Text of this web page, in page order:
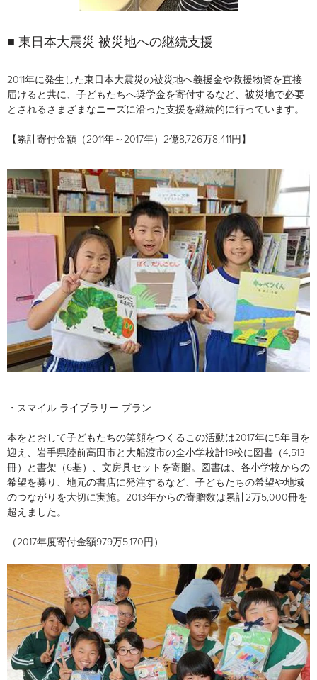
■ 東日本大震災 被災地への継続支援
2011年に発生した東日本大震災の被災地へ義援金や救援物資を直接
届けると共に、子どもたちへ奨学金を寄付するなど、被災地で必要
とされるさまざまなニーズに沿った支援を継続的に行っています。
【累計寄付金額（2011年～2017年）2億8,726万8,411円】
・スマイル ライブラリー プラン
本をとおして子どもたちの笑顔をつくるこの活動は2017年に5年目を
迎え、岩手県陸前高田市と大船渡市の全小学校計19校に図書（4,513
冊）と書架（6基）、文房具セットを寄贈。図書は、各小学校からの
希望を募り、地元の書店に発注するなど、子どもたちの希望や地域
のつながりを大切に実施。2013年からの寄贈数は累計2万5,000冊を
超えました。
（2017年度寄付金額979万5,170円）